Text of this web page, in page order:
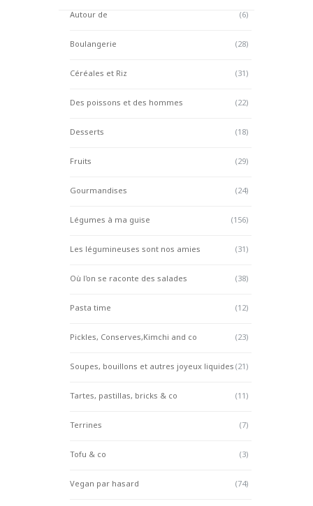
Autour de
(6)
Boulangerie (28)
Céréales et Riz (31)
Des poissons et des hommes (22)
Desserts (18)
Fruits (29)
Gourmandises (24)
Légumes à ma guise (156)
Les légumineuses sont nos amies (31)
Où l'on se raconte des salades (38)
Pasta time (12)
Pickles, Conserves,Kimchi and co (23)
Soupes, bouillons et autres joyeux liquides (21)
Tartes, pastillas, bricks & co (11)
Terrines (7)
Tofu & co (3)
Vegan par hasard (74)